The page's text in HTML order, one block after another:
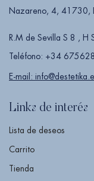
Nazareno, 4, 41730,
R.M de Sevilla S 8 ,
Teléfono: +34
E-mail:
Links de interés
Lista de deseos
Carrito
Tienda